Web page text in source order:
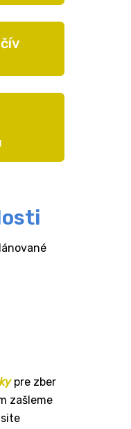
pre zber
zašleme